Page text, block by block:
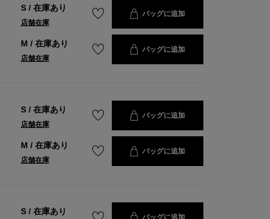
S/ 在庫あり
店舗在庫
バッグに追加
M / 在庫あり
店舗在庫
バッグに追加
S/ 在庫あり
店舗在庫
バッグに追加
M / 在庫あり
店舗在庫
バッグに追加
S/ 在庫あり
バッグに追加